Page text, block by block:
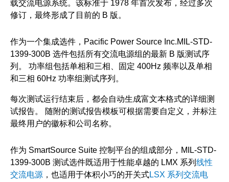
载交流电源系统。该标准于 1978 年首次发布，经过多次
修订，最终形成了目前的 B 版。
作为一个集成选件，Pacific Power Source Inc.MIL-STD-
1399-300B 选件包括所有交流电源组的最新 B 版测试序
列。 功率组包括单相和三相、固定 400Hz 频率以及单相
和三相 60Hz 功率组测试序列。
每次测试运行结束后，都会自动生成富文本格式的详细测
试报告。 随附的测试报告模板可根据需要自定义，并标注
最终用户的徽标和公司名称。
作为 SmartSource Suite 控制平台的组成部分，MIL-STD-
1399-300B 测试选件既适用于性能卓越的 LMX 系列 线性
交流电源 ，也适用于体积小巧的开关式LSX 系列交流电